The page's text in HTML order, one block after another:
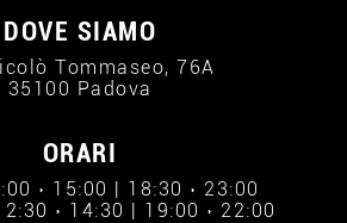
DOVE SIAMO
Tommaseo, 76A
35100 Padova
ORARI
› 15:00 | 18:30 › 23:00
› 14:30 | 19:00 › 22:00